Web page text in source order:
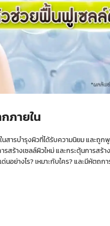
ภายใน
ารบำรุงผิวที่ได้รับความนิยม และถู
งเซลล์ผิวใหม่ และกระตุ้นการสร้า
อย่างไร? เหมาะกับใคร? และมีหัตถ